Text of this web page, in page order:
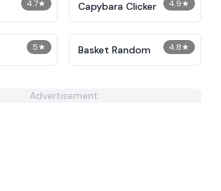
4.7★ 4.9★
Capybara Clicker
5★ 4.8★
Basket Random
Advertisement